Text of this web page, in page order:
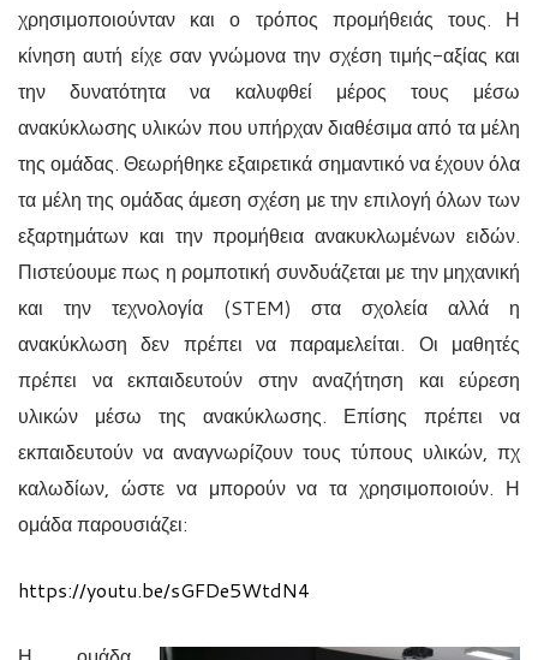
χρησιμοποιούνταν και ο τρόπος προμήθειάς τους. Η
κίνηση αυτή είχε σαν γνώμονα την σχέση τιμής-αξίας και
την δυνατότητα να καλυφθεί μέρος τους μέσω
ανακύκλωσης υλικών που υπήρχαν διαθέσιμα από τα μέλη
της ομάδας. Θεωρήθηκε εξαιρετικά σημαντικό να έχουν όλα
τα μέλη της ομάδας άμεση σχέση με την επιλογή όλων των
εξαρτημάτων και την προμήθεια ανακυκλωμένων ειδών.
Πιστεύουμε πως η ρομποτική συνδυάζεται με την μηχανική
και την τεχνολογία (STEM)στα σχολεία αλλά η
ανακύκλωση δεν πρέπει να παραμελείται. Οι μαθητές
πρέπει να εκπαιδευτούν στην αναζήτηση και εύρεση
υλικών μέσω της ανακύκλωσης. Επίσης πρέπει να
εκπαιδευτούν να αναγνωρίζουν τους τύπους υλικών, πχ
καλωδίων, ώστε να μπορούν να τα χρησιμοποιούν. Η
ομάδα παρουσιάζει:
https://youtu.be/sGFDe5WtdN4